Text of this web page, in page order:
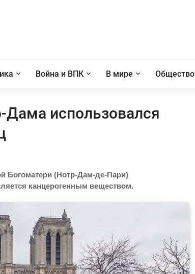
Война и ВПК В мире Общество
Дама использовался
Богоматери (Нотр-Дам-де-Пари)
канцерогенным веществом.